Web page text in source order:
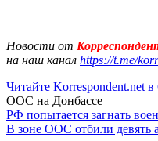
Новости от
на наш канал https://t.me/
Читайте Korrespondent.net
ООС на Донбассе
РФ попытается загнать
В зоне ООС отбили девять